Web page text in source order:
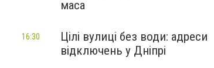
маса
Цілі вулиці без води: адреси
відключень у Дніпрі
16:30